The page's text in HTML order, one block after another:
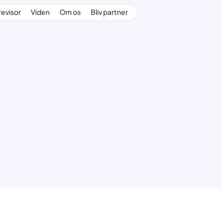
Viden Om os Bliv partner